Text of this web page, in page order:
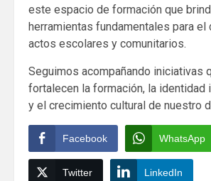
este espacio de formación que
herramientas fundamentales para el
actos escolares y comunitarios.
Seguimos acompañando iniciativas
fortalecen la formación, la identidad
y el crecimiento cultural de nuestro
Facebook WhatsApp
Twitter LinkedIn